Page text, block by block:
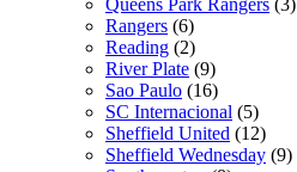
Rangers (6)
Reading (2)
River Plate (9)
Sao Paulo (16)
SC Internacional (5)
Sheffield United (12)
Sheffield Wednesday (9)